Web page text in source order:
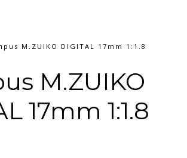
M.ZUIKO DIGITAL 17mm 1:1.8
M.ZUIKO
17mm 1:1.8